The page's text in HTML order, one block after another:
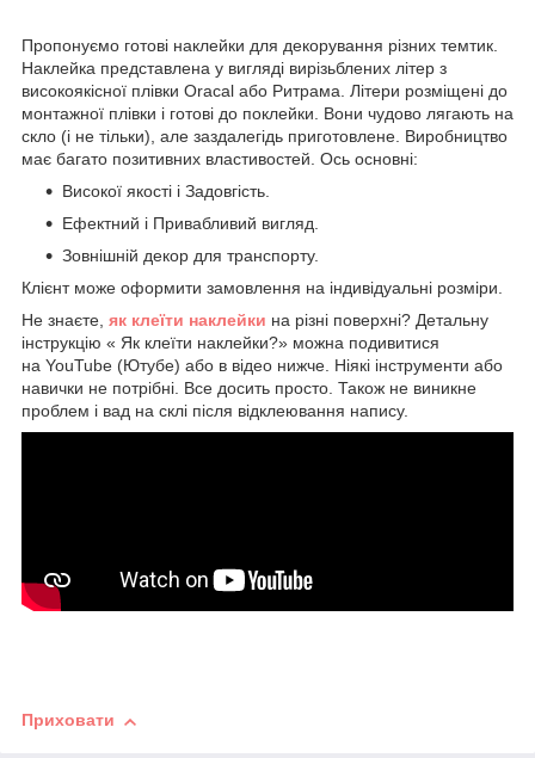
Пропонуємо готові наклейки для декорування різних темтик.
Наклейка представлена у вигляді вирізьблених літер з
високоякісної плівки Oracal або Ритрама. Літери розміщені до
монтажної плівки і готові до поклейки. Вони чудово лягають на
скло (і не тільки), але заздалегідь приготовлене. Виробництво
має багато позитивних властивостей. Ось основні:
Високої якості і Задовгість.
Ефектний і Привабливий вигляд.
Зовнішній декор для транспорту.
Клієнт може оформити замовлення на індивідуальні розміри.
Не знаєте, як клеїти наклейки на різні поверхні? Детальну
інструкцію « Як клеїти наклейки?» можна подивитися
на YouTube (Ютубе) або в відео нижче. Ніякі інструменти або
навички не потрібні. Все досить просто. Також не виникне
проблем і вад на склі після відклеювання напису.
Приховати